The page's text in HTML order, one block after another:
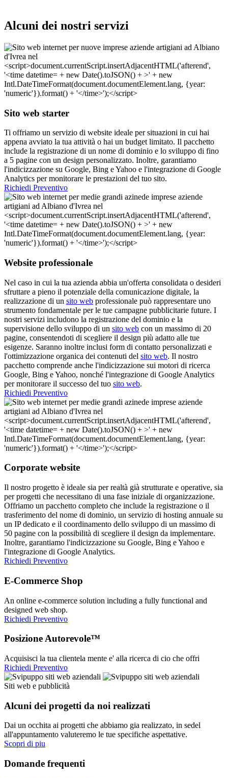
Alcuni dei nostri servizi
Sito web starter
Ti offriamo un servizio di website ideale per situazioni in cui hai
appena avviato la tua attività o hai un budget limitato. Il pacchetto
include la registrazione di un nome di dominio e lo sviluppo di fino
a 5 pagine con un design personalizzato. Inoltre, garantiamo
l'indicizzazione su Google, Bing e Yahoo e l'integrazione di Google
Analytics per monitorare le prestazioni del tuo sito.
Richiedi Preventivo
Website professionale
Nel caso in cui la tua azienda abbia un'offerta consolidata o desideri
sfruttare a pieno il potenziale della comunicazione digitale, la
realizzazione di un sito web professionale può rappresentare uno
strumento fondamentale per le tue campagne pubblicitarie future. I
nostri servizi includono la registrazione del dominio e la
supervisione dello sviluppo di un sito web con un massimo di 20
pagine, consentendoti di scegliere il design più adatto alle tue
esigenze. Saranno inoltre inclusi form di contatto personalizzati e
l'ottimizzazione organica dei contenuti del sito web. Il nostro
pacchetto comprende anche l'indicizzazione sui motori di ricerca
Google, Bing e Yahoo, nonché l'integrazione di Google Analytics
per monitorare il successo del tuo sito web.
Richiedi Preventivo
Corporate website
Il nostro progetto è ideale sia per realtà già strutturate e operative, sia
per progetti che necessitano di una fase iniziale di organizzazione.
Offriamo un pacchetto completo che include la registrazione o il
trasferimento del nome di dominio, un servizio di hosting annuale su
un IP dedicato e il coordinamento dello sviluppo di un massimo di
50 pagine con la possibilità di scegliere il design da implementare.
Inoltre, garantiamo l'indicizzazione su Google, Bing e Yahoo e
l'integrazione di Google Analytics.
Richiedi Preventivo
E-Commerce Shop
An online e-commerce solution including a fully functional and
designed web shop.
Richiedi Preventivo
Posizione Autorevole™
Acquisisci la tua clientela mente e' alla ricerca di cio che offri
Richiedi Preventivo
Siti web e pubblicità
Alcuni dei progetti da noi realizzati
Dai un occhita ai progetti che abbiamo gia realizzato, in sedel
all'appuntamento valuteremo le tue specifiche aspettative.
Scopri di piu
Domande frequenti